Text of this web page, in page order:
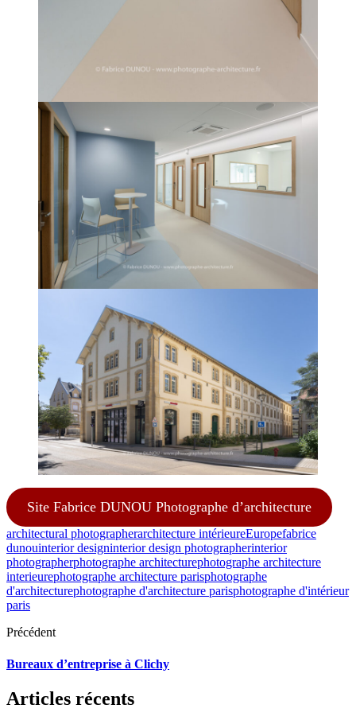
Site Fabrice DUNOU Photographe d’architecture
architectural photographerarchitecture intérieureEuropefabrice
dunouinterior designinterior design photographerinterior
photographerphotographe architecturephotographe architecture
interieurephotographe architecture parisphotographe
d'architecturephotographe d'architecture parisphotographe d'intérieur
paris
Précédent
Bureaux d’entreprise à Clichy
Articles récents